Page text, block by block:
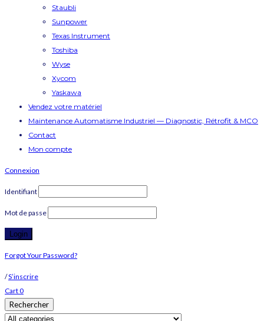
Staubli
Sunpower
Texas Instrument
Toshiba
Wyse
Xycom
Yaskawa
Vendez votre matériel
Maintenance Automatisme Industriel — Diagnostic, Rétrofit & MCO
Contact
Mon compte
Connexion
Identifiant
Mot de passe
Forgot Your Password?
/S’inscrire
Cart0
Rechercher